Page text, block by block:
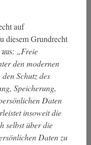
auf
diesem Grundrecht
„Freie
den modernen
Schutz des
Speicherung,
Daten
insoweit die
selbst über die
Daten zu